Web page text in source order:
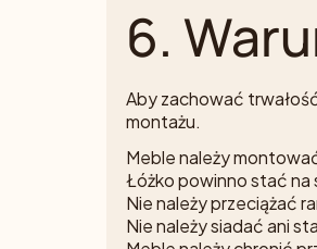
6.
Aby zachować
montażu.
Meble należy
Łóżko powinno stać na
Nie należy przeciążać
Nie należy siadać ani